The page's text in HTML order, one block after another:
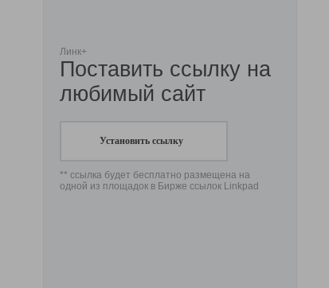
Линк+
Поставить ссылку на
любимый сайт
Установить ссылку
** ссылка будет бесплатно размещена на
одной из площадок в Бирже ссылок Linkpad